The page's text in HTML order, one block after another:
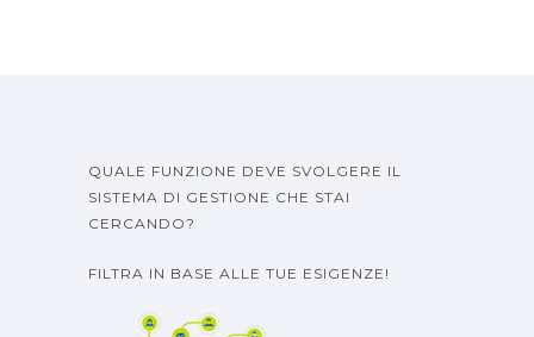
QUALE FUNZIONE DEVE SVOLGERE IL
SISTEMA DI GESTIONE CHE STAI
CERCANDO?
FILTRA IN BASE ALLE TUE ESIGENZE!